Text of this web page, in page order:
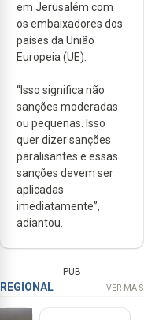
em Jerusalém com
os embaixadores dos
países da União
Europeia (UE).
“Isso significa não
sanções moderadas
ou pequenas. Isso
quer dizer sanções
paralisantes e essas
sanções devem ser
aplicadas
imediatamente”,
adiantou.
PUB
REGIONAL VER MAIS